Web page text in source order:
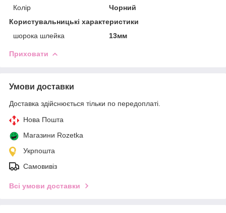
Колір
Чорний
Користувальницькі характеристики
шорока шлейка
13мм
Приховати
Умови доставки
Доставка здійснюється тільки по передоплаті.
Нова Пошта
Магазини Rozetka
Укрпошта
Самовивіз
Всі умови доставки